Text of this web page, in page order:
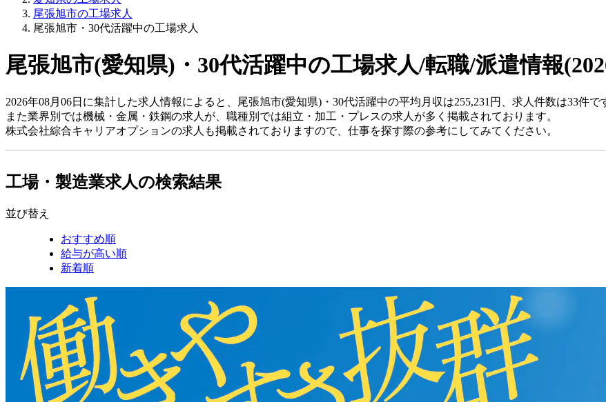
尾張旭市の工場求人
尾張旭市・30代活躍中の工場求人
尾張旭市(愛知県)・30代活躍中の工場求人/転職/派遣情報
2026年08月06日に集計した求人情報によると、尾張旭市(愛知県)・30代活躍中の平均月収は255,231円、求人件数は33件
また業界別では機械・金属・鉄鋼の求人が、職種別では組立・加工・プレスの求人が多く掲載されております。
株式会社綜合キャリアオプションの求人も掲載されておりますので、仕事を探す際の参考にしてみてください。
工場・製造業求人の検索結果
並び替え
おすすめ順
給与が高い順
新着順